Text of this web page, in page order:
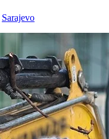
Sarajevo